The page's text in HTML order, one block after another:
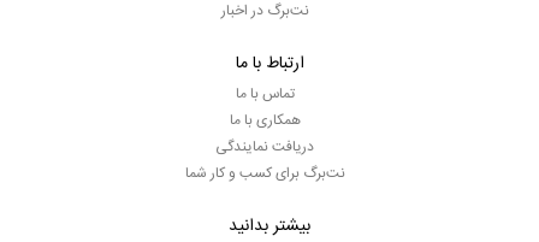
نت‌برگ در اخبار
ارتباط با ما
تماس با ما
همکاری با ما
دریافت نمایندگی
نت‌برگ برای کسب و کار شما
بیشتر بدانید